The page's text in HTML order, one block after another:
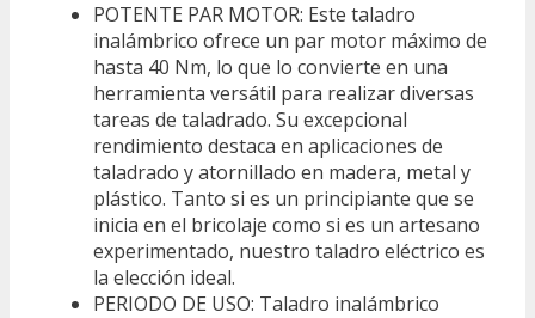
POTENTE PAR MOTOR: Este taladro
inalámbrico ofrece un par motor máximo de
hasta 40 Nm, lo que lo convierte en una
herramienta versátil para realizar diversas
tareas de taladrado. Su excepcional
rendimiento destaca en aplicaciones de
taladrado y atornillado en madera, metal y
plástico. Tanto si es un principiante que se
inicia en el bricolaje como si es un artesano
experimentado, nuestro taladro eléctrico es
la elección ideal.
PERIODO DE USO: Taladro inalámbrico